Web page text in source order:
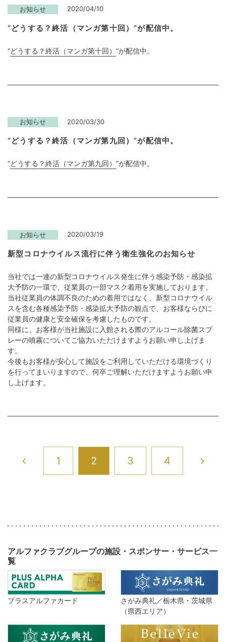
お知らせ 2020/04/10
“どうする？終活（マンガ第十回）”が配信中。
“どうする？終活（マンガ第十回） ”が配信中。
お知らせ 2020/03/30
“どうする？終活（マンガ第九回）”が配信中。
“どうする？終活（マンガ第九回） ”が配信中。
お知らせ 2020/03/19
新型コロナウイルス流行に伴う衛生強化のお知らせ
当社では一連の新型コロナウイルス発生に伴う感染予防・感染拡
大予防の一環で、従業員の一部マスク着用を実施しております。
当社従業員の体調不良のための着用ではなく、新型コロナウイル
スを含む各種感染予防・感染拡大予防の観点で、お客様ならびに
従業員の健康と安全確保を考慮したものです。
同様に、お客様が当社施設に入館される際のアルコール除菌スプ
レーの噴霧についてご協力いただけますようお願い申し上げま
す。
今後もお客様が安心して施設をご利用していただける環境づくり
を行ってまいりますので、何卒ご理解いただけますようお願い申
し上げます。
1 2 3 4
アルファクラブグループの施設・スポンサー・サービス一
覧
プラスアルファカード
さがみ典礼／栃木県・茨城県
（県西エリア）